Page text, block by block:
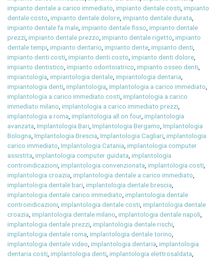
impianto dentale a carico immediato,impianto dentale costi,impianto
dentale costo,impianto dentale dolore,impianto dentale durata,
impianto dentale fa male,impianto dentale fisso,impianto dentale
prezzi,impianto dentale prezzo,impianto dentale rigetto,impianto
dentale tempi,impianto dentario,impianto dente,impianto denti,
impianto denti costi,impianto denti costo,impianto denti dolore,
impianto dentistico,impianto odontoiatrico,impianto osseo denti,
impiantologia,impiantologia dentale,impiantologia dentaria,
impiantologia denti,implantologia,implantologia a carico immediato,
implantologia a carico immediato costi,implantologia a carico
immediato milano,implantologia a carico immediato prezzi,
implantologia a roma,implantologia all on four,implantologia
avanzata,Implantologia Bari,Implantologia Bergamo,Implantologia
Bologna,Implantologia Brescia,Implantologia Cagliari,implantologia
carico immediato,Implantologia Catania,implantologia computer
assistita,implantologia computer guidata,implantologia
controindicazioni,implantologia convenzionata,implantologia costi,
implantologia croazia,implantologia dentale a carico immediato,
implantologia dentale bari,implantologia dentale brescia,
implantologia dentale carico immediato,implantologia dentale
controindicazioni,implantologia dentale costi,implantologia dentale
croazia,implantologia dentale milano,implantologia dentale napoli,
implantologia dentale prezzi,implantologia dentale rischi,
implantologia dentale roma,implantologia dentale torino,
implantologia dentale video,implantologia dentaria,implantologia
dentaria costi,implantologia denti,implantologia elettrosaldata,